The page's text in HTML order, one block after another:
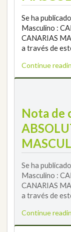
Se ha
Masculino :
CANARIAS
a través de
Continue
Nota de
Se ha
Masculino :
CANARIAS
a través de
Continue